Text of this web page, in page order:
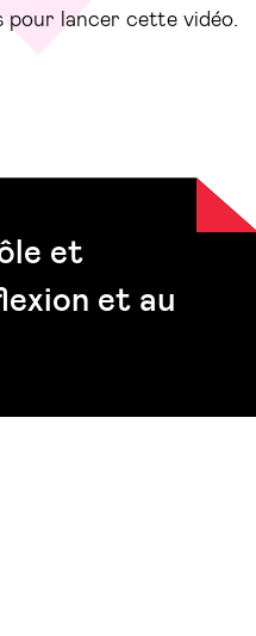
lancer cette vidéo.
et
et au